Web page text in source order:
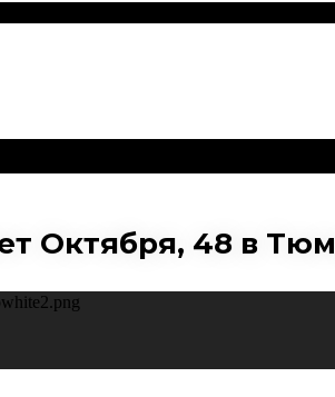
Октября, 48 в